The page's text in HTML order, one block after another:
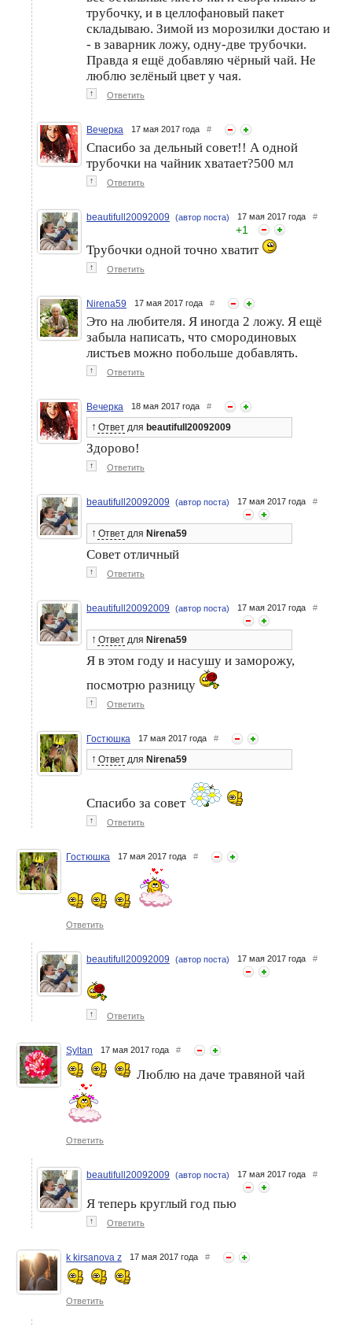
трубочку, и в целлофановый пакет
складываю. Зимой из морозилки достаю и
- в заварник ложу, одну-две трубочки.
Правда я ещё добавляю чёрный чай. Не
люблю зелёный цвет у чая.
↑ Ответить
Вечерка 17 мая 2017 года #
Спасибо за дельный совет!! А одной
трубочки на чайник хватает?500 мл
↑ Ответить
beautifull20092009 (автор поста) 17 мая 2017 года #
+1
Трубочки одной точно хватит
↑ Ответить
Nirena59 17 мая 2017 года #
Это на любителя. Я иногда 2 ложу. Я ещё
забыла написать, что смородиновых
листьев можно побольше добавлять.
↑ Ответить
Вечерка 18 мая 2017 года #
↑ Ответ для beautifull20092009
Здорово!
↑ Ответить
beautifull20092009 (автор поста) 17 мая 2017 года #
↑ Ответ для Nirena59
Совет отличный
↑ Ответить
beautifull20092009 (автор поста) 17 мая 2017 года #
↑ Ответ для Nirena59
Я в этом году и насушу и заморожу,
посмотрю разницу
↑ Ответить
Гостюшка 17 мая 2017 года #
↑ Ответ для Nirena59
Спасибо за совет
↑ Ответить
Гостюшка 17 мая 2017 года #
Ответить
beautifull20092009 (автор поста) 17 мая 2017 года #
↑ Ответить
Syltan 17 мая 2017 года #
Люблю на даче травяной чай
Ответить
beautifull20092009 (автор поста) 17 мая 2017 года #
Я теперь круглый год пью
↑ Ответить
k kirsanova z 17 мая 2017 года #
Ответить